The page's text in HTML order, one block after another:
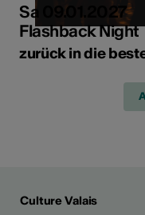
Sa 09.01.2027
Flashback Night
zurück in die
Culture Valais